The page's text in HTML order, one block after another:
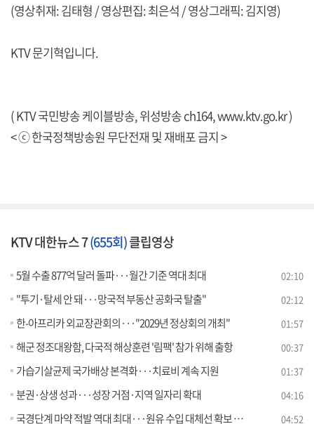
(영상취재: 김태형 / 영상편집: 최은석 / 영상그래픽: 김지영)
KTV 문기혁입니다.
( KTV 국민방송 케이블방송, 위성방송 ch164,www.ktv.go.kr)
< ⓒ 한국정책방송원 무단전재 및 재배포 금지 >
KTV 대한뉴스 7(655회)클립영상
5월 수출 877억 달러 돌파···월간 기준 역대 최대 02:10
"투기·탈세 안 돼···망국적 부동산 공화국 탈출" 02:12
한-아프리카 외교장관회의···"2029년 정상회의 개최" 01:57
해군 정조대왕함, 다국적 해상훈련 '림팩' 참가 위해 출항 00:37
가습기살균제 국가배상 본격화···치료비 계속 지원 01:37
분권·상생 성과···성장 거점·지역 일자리 확대 04:16
국경단계 마약 적발 역대 최대···원유 수입 대체선 확보 [뉴스의 맥] 04:52